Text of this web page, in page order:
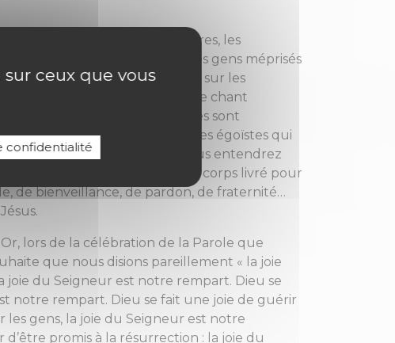
d’amour envers les pauvres, les
parce que je suis là, les gens méprisés
de Dieu vont ruisseler sur les
votre cœur n’entendra plus le chant
pas que tous les hommes sont
n’écoutera plus le refrain des égoïstes qui
ouvrez l’oreille au Christ, vous entendrez
pas au top de la vertu ! Mon corps livré pour
de bienveillance, de pardon, de fraternité…
lors de la célébration de la Parole que
que nous disions pareillement « la joie
joie du Seigneur est notre rempart. Dieu se
notre rempart. Dieu se fait une joie de guérir
gens, la joie du Seigneur est notre
promis à la résurrection : la joie du
ceux que vous
confidentialité